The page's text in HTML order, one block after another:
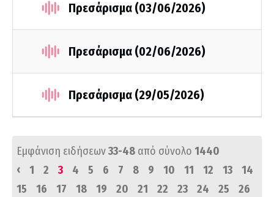
Πρεσάρισμα (03/06/2026)
Πρεσάρισμα (02/06/2026)
Πρεσάρισμα (29/05/2026)
Εμφάνιση ειδήσεων33-48 από σύνολο 1440
‹
1 2 3 4 5 6 7 8 9 10 11 12 13
14
15
16 17 18 19 20 21 22 23 24 25
26